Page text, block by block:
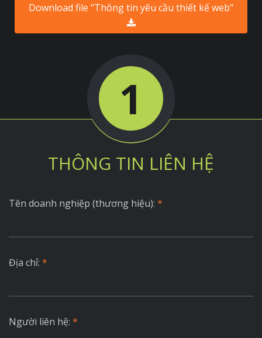
Download file "Thông tin yêu cầu thiết kế web"
1
THÔNG TIN LIÊN HỆ
Tên doanh nghiệp (thương hiệu): *
Địa chỉ: *
Người liên hệ: *